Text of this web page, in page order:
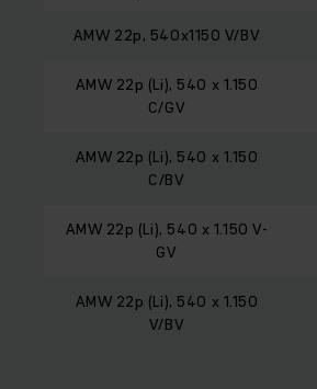
AMW 22p, 540x1150 V/BV
AMW 22p (Li), 540 x 1.150
C/GV
AMW 22p (Li), 540 x 1.150
C/BV
AMW 22p (Li), 540 x 1.150 V-
GV
AMW 22p (Li), 540 x 1.150
V/BV